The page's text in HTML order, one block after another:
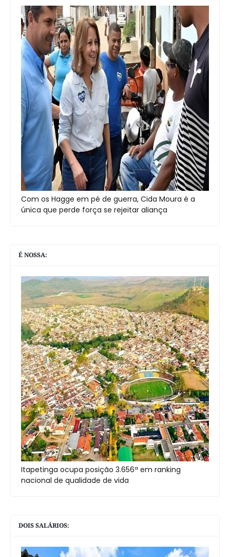
Com os Hagge em pé de guerra, Cida Moura é a
única que perde força se rejeitar aliança
É NOSSA:
Itapetinga ocupa posição 3.656ª em ranking
nacional de qualidade de vida
DOIS SALÁRIOS: